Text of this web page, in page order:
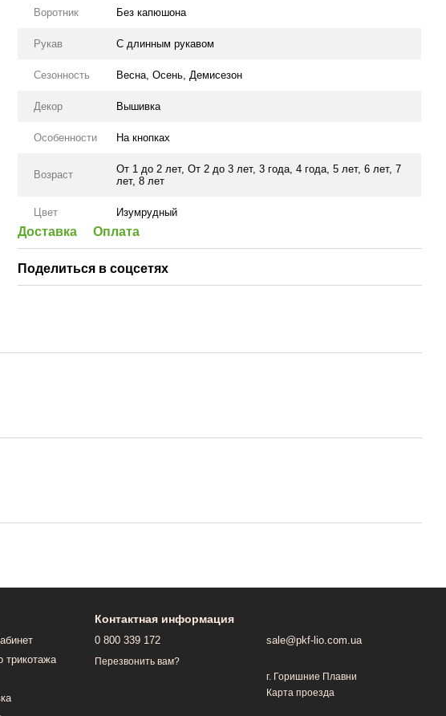
Воротник Без капюшона
Рукав С длинным рукавом
Сезонность Весна,Осень,Демисезон
Декор Вышивка
Особенности На кнопках
Возраст От 1 до 2 лет,От 2 до 3 лет,3 года,4 года,5 лет,6 лет,7
лет,8 лет
Цвет Изумрудный
Доставка Оплата
Поделиться в соцсетях
трикотажа
Контактная информация
0 800 339 172
Перезвонить вам?
sale@pkf-lio.com.ua
г. Горишние Плавни
Карта проезда